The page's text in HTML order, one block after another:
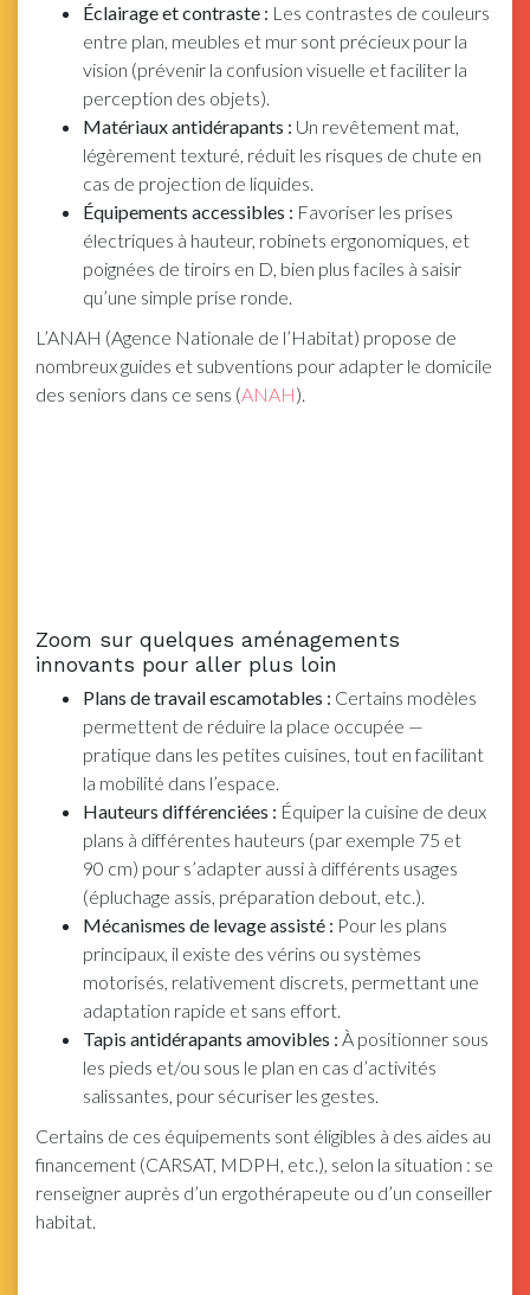
Éclairage et contraste : Les contrastes de couleurs
entre plan, meubles et mur sont précieux pour la
vision (prévenir la confusion visuelle et faciliter la
perception des objets).
Matériaux antidérapants : Un revêtement mat,
légèrement texturé, réduit les risques de chute en
cas de projection de liquides.
Équipements accessibles : Favoriser les prises
électriques à hauteur, robinets ergonomiques, et
poignées de tiroirs en D, bien plus faciles à saisir
qu’une simple prise ronde.
L’ANAH (Agence Nationale de l’Habitat) propose de
nombreux guides et subventions pour adapter le domicile
des seniors dans ce sens (ANAH).
Zoom sur quelques aménagements
innovants pour aller plus loin
Plans de travail escamotables : Certains modèles
permettent de réduire la place occupée —
pratique dans les petites cuisines, tout en facilitant
la mobilité dans l’espace.
Hauteurs différenciées : Équiper la cuisine de deux
plans à différentes hauteurs (par exemple 75 et
90 cm) pour s’adapter aussi à différents usages
(épluchage assis, préparation debout, etc.).
Mécanismes de levage assisté : Pour les plans
principaux, il existe des vérins ou systèmes
motorisés, relativement discrets, permettant une
adaptation rapide et sans effort.
Tapis antidérapants amovibles : À positionner sous
les pieds et/ou sous le plan en cas d’activités
salissantes, pour sécuriser les gestes.
Certains de ces équipements sont éligibles à des aides au
financement (CARSAT, MDPH, etc.), selon la situation : se
renseigner auprès d’un ergothérapeute ou d’un conseiller
habitat.